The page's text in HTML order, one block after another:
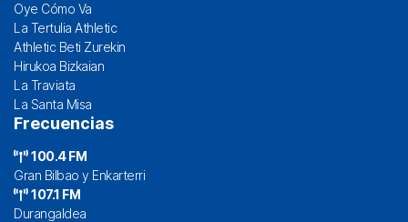
Oye Cómo Va
La Tertulia Athletic
Athletic Beti Zurekin
Hirukoa Bizkaian
La Traviata
La Santa Misa
Frecuencias
100.4 FM
Gran Bilbao y Enkarterri
107.1 FM
Durangaldea